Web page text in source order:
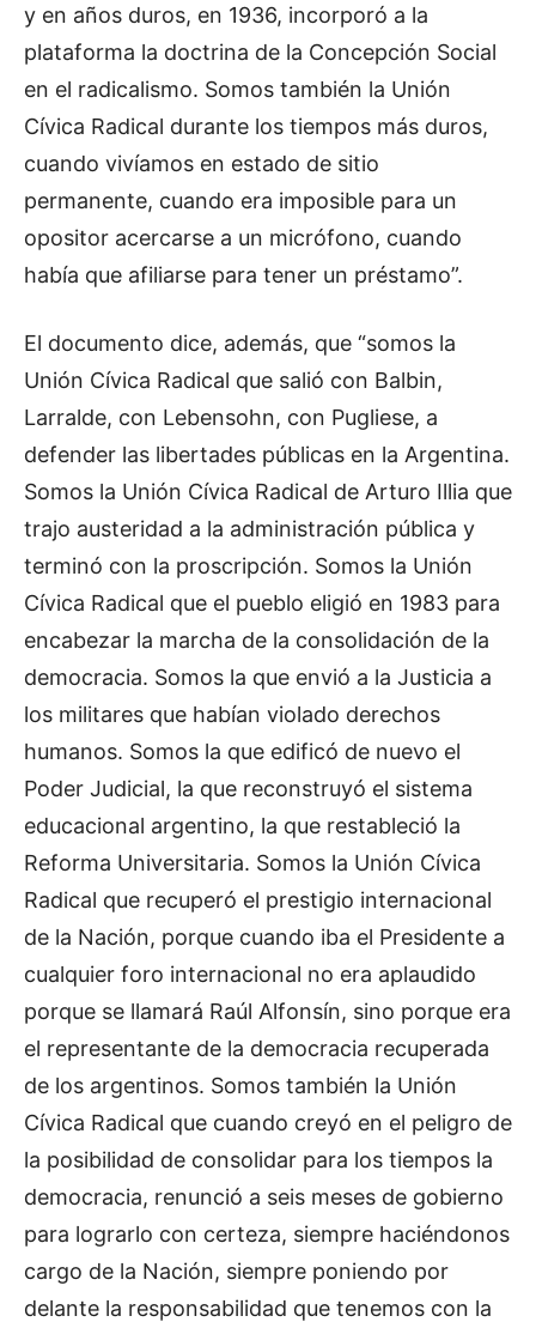
y en años duros, en 1936, incorporó a la
plataforma la doctrina de la Concepción Social
en el radicalismo. Somos también la Unión
Cívica Radical durante los tiempos más duros,
cuando vivíamos en estado de sitio
permanente, cuando era imposible para un
opositor acercarse a un micrófono, cuando
había que afiliarse para tener un préstamo”.
El documento dice, además, que “somos la
Unión Cívica Radical que salió con Balbin,
Larralde, con Lebensohn, con Pugliese, a
defender las libertades públicas en la Argentina.
Somos la Unión Cívica Radical de Arturo Illia que
trajo austeridad a la administración pública y
terminó con la proscripción. Somos la Unión
Cívica Radical que el pueblo eligió en 1983 para
encabezar la marcha de la consolidación de la
democracia. Somos la que envió a la Justicia a
los militares que habían violado derechos
humanos. Somos la que edificó de nuevo el
Poder Judicial, la que reconstruyó el sistema
educacional argentino, la que restableció la
Reforma Universitaria. Somos la Unión Cívica
Radical que recuperó el prestigio internacional
de la Nación, porque cuando iba el Presidente a
cualquier foro internacional no era aplaudido
porque se llamará Raúl Alfonsín, sino porque era
el representante de la democracia recuperada
de los argentinos. Somos también la Unión
Cívica Radical que cuando creyó en el peligro de
la posibilidad de consolidar para los tiempos la
democracia, renunció a seis meses de gobierno
para lograrlo con certeza, siempre haciéndonos
cargo de la Nación, siempre poniendo por
delante la responsabilidad que tenemos con la